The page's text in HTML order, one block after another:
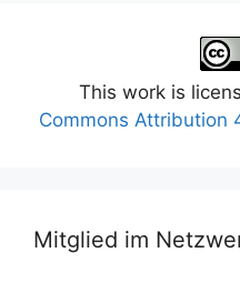
This work is
Commons Attribution
Mitglied im